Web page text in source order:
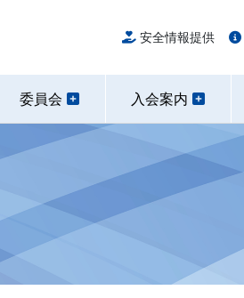
安全情報提供
委員会 入会案内